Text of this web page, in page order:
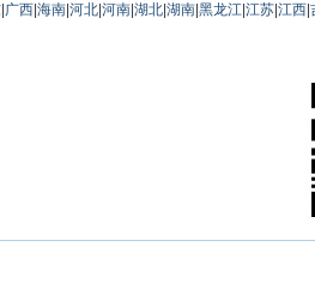
广西 海南 河北 河南 湖北 湖南 黑龙江 江苏 江西